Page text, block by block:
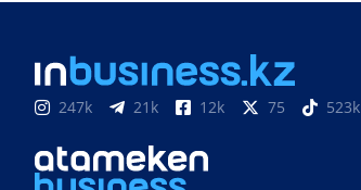
247k 21k 12k 75 523k